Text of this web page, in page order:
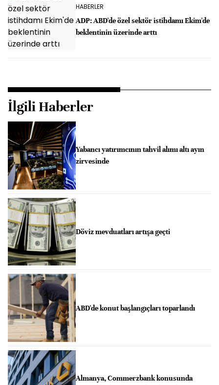
HABERLER
ADP: ABD'de özel sektör istihdamı Ekim'de
beklentinin üzerinde arttı
İlgili Haberler
Yabancı yatırımcının tahvil alımı altı ayın
zirvesinde
Döviz mevduatları artışa geçti
ABD'de konut başlangıçları toparlandı
Almanya, Commerzbank konusunda